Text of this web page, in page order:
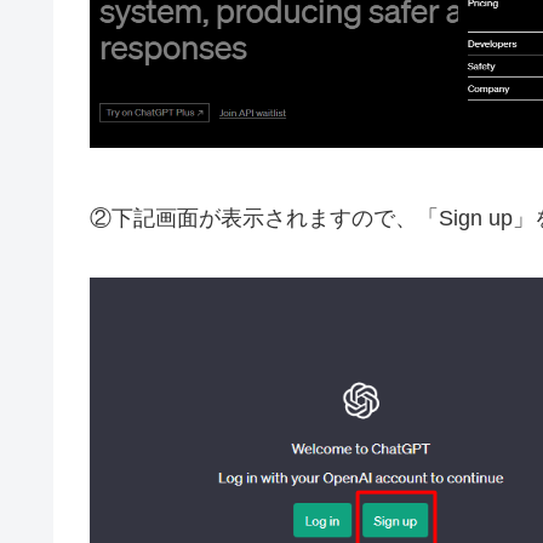
②下記画面が表示されますので、「Sign up」